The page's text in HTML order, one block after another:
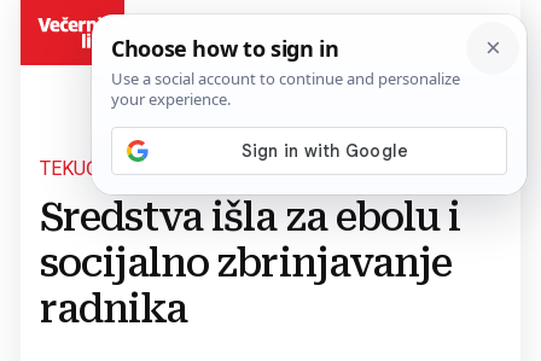
TEKUĆE REZERVE
Sredstva išla za ebolu i
socijalno zbrinjavanje
radnika